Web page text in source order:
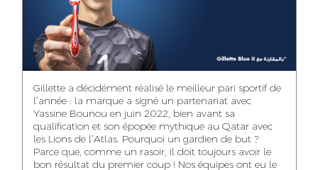
PUBLIC RELATIONS
CONSULTANT
IMANE LACHGUER
EXECUTIVE
DOUNIA SADOUK
ACCOUNTANT
OUSSAMA
BENHAMOU
GRAPHIC
DESIGNER
Gillette a décidément réalisé le meilleur pari sportif de
l’année : la marque a signé un partenariat avec
Yassine Bounou en juin 2022, bien avant sa
qualification et son épopée mythique au Qatar avec
les Lions de l’Atlas. Pourquoi un gardien de but ?
Parce que, comme un rasoir, il doit toujours avoir le
bon résultat du premier coup ! Nos équipes ont eu le